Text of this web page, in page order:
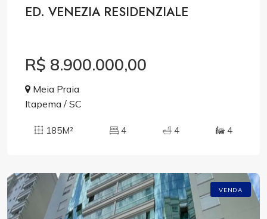
ED. VENEZIA RESIDENZIALE
R$ 8.900.000,00
Meia Praia
Itapema / SC
185M² 4 4 4
VENDA